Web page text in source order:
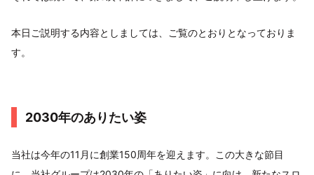
本日ご説明する内容としましては、ご覧のとおりとなっておりま
す。
2030年のありたい姿
当社は今年の11月に創業150周年を迎えます。この大きな節目